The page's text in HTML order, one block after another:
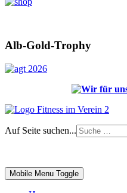
Alb-Gold-Trophy
Auf Seite suchen...
Mobile Menu Toggle